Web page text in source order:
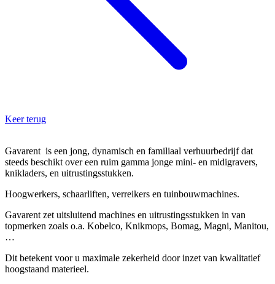
Keer terug
Gavarent is een jong, dynamisch en familiaal verhuurbedrijf dat
steeds beschikt over een ruim gamma jonge mini- en midigravers,
knikladers, en uitrustingsstukken.
Hoogwerkers, schaarliften, verreikers en tuinbouwmachines.
Gavarent zet uitsluitend machines en uitrustingsstukken in van
topmerken zoals o.a. Kobelco, Knikmops, Bomag, Magni, Manitou,
…
Dit betekent voor u maximale zekerheid door inzet van kwalitatief
hoogstaand materieel.